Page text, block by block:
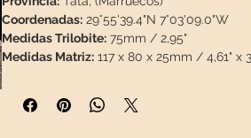
Coordenadas:29°55'39.4"N 7°03'09.0"W
Medidas Trilobite:75mm / 2,95"
Medidas Matriz:117 x 80 x 25mm / 4,61" x
Peso:
Descripción:
Fósil limpiado con chorro de
conservado, 100% natural, sin restauración